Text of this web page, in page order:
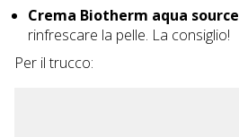
Crema Biotherm aqua source
rinfrescare la pelle. La consiglio!
Per il trucco: